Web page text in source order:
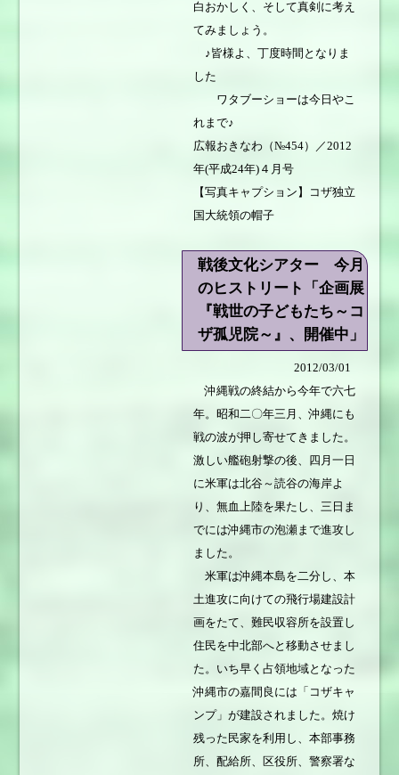
白おかしく、そして真剣に考え
てみましょう。
♪皆様よ、丁度時間となりま
した
ワタブーショーは今日やこ
れまで♪
広報おきなわ（№454）／2012
年(平成24年)４月号
【写真キャプション】コザ独立
国大統領の帽子
戦後文化シアター 今月
のヒストリート「企画展
『戦世の子どもたち～コ
ザ孤児院～』、開催中」
2012/03/01
沖縄戦の終結から今年で六七
年。昭和二〇年三月、沖縄にも
戦の波が押し寄せてきました。
激しい艦砲射撃の後、四月一日
に米軍は北谷～読谷の海岸よ
り、無血上陸を果たし、三日ま
でには沖縄市の泡瀬まで進攻し
ました。
米軍は沖縄本島を二分し、本
土進攻に向けての飛行場建設計
画をたて、難民収容所を設置し
住民を中北部へと移動させまし
た。いち早く占領地域となった
沖縄市の嘉間良には「コザキャ
ンプ」が建設されました。焼け
残った民家を利用し、本部事務
所、配給所、区役所、警察署な